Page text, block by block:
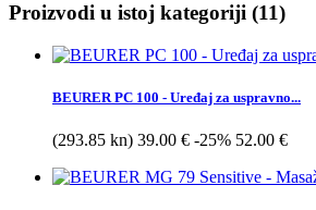
Proizvodi u istoj kategoriji (11)
BEURER PC 100 - Uređaj za uspravno...
(293.85 kn) 39.00 € -25% 52.00 €